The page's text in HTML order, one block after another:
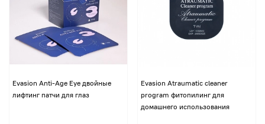
Evasion Anti-Age Eye двойные
лифтинг патчи для глаз
Evasion Atraumatic cleaner
program фитопилинг для
домашнего использования